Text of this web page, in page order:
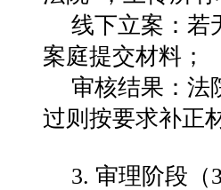
线下立案：若
案庭提交材料；
审核结果：法
过则按要求补正
3. 审理阶段（